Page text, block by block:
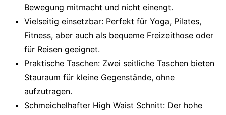
Bewegung mitmacht und nicht einengt.
Vielseitig einsetzbar: Perfekt für Yoga, Pilates,
Fitness, aber auch als bequeme Freizeithose oder
für Reisen geeignet.
Praktische Taschen: Zwei seitliche Taschen bieten
Stauraum für kleine Gegenstände, ohne
aufzutragen.
Schmeichelhafter High Waist Schnitt: Der hohe